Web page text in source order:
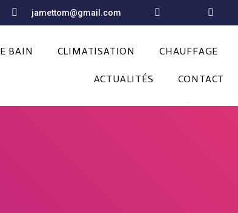
jamettom@gmail.com
BAIN CLIMATISATION CHAUFFAGE
ACTUALITÉS CONTACT